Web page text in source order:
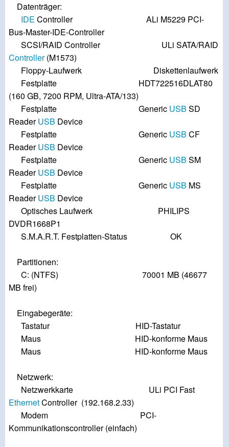
Datenträger:
IDE Controller ALi M5229 PCI-
Bus-Master-IDE-Controller
SCSI/RAID Controller ULi SATA/RAID
Controller(M1573)
Floppy-Laufwerk Diskettenlaufwerk
Festplatte HDT722516DLAT80
(160 GB, 7200 RPM, Ultra-ATA/133)
Festplatte Generic USB SD
ReaderUSB Device
Festplatte Generic USB CF
ReaderUSB Device
Festplatte Generic USB SM
ReaderUSB Device
Festplatte Generic USB MS
ReaderUSB Device
Optisches Laufwerk PHILIPS
DVDR1668P1
S.M.A.R.T. Festplatten-Status OK
Partitionen:
C: (NTFS) 70001 MB (46677
MB frei)
Eingabegeräte:
Tastatur HID-Tastatur
Maus HID-konforme Maus
Maus HID-konforme Maus
Netzwerk:
Netzwerkkarte ULi PCI Fast
EthernetController (192.168.2.33)
Modem PCI-
Kommunikationscontroller (einfach)